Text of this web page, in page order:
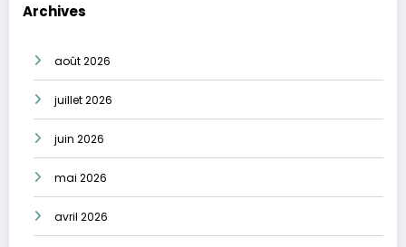
Archives
août 2026
juillet 2026
juin 2026
mai 2026
avril 2026